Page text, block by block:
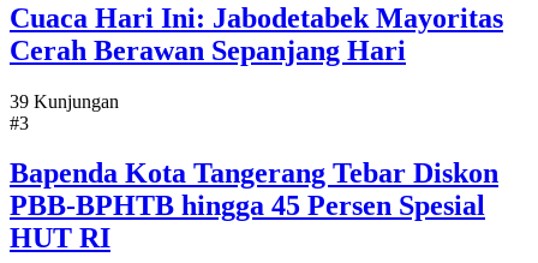
Cuaca Hari Ini: Jabodetabek Mayoritas
Cerah Berawan Sepanjang Hari
39 Kunjungan
#3
Bapenda Kota Tangerang Tebar Diskon
PBB-BPHTB hingga 45 Persen Spesial
HUT RI